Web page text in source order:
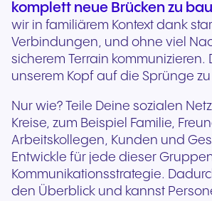
komplett neue Brücken zu
wir in familiärem Kontext dank
Verbindungen, und ohne viel
sicherem Terrain kommunizieren.
unserem Kopf auf die Sprünge
Nur wie? Teile Deine sozialen
Kreise, zum Beispiel Familie,
Arbeitskollegen, Kunden und
Entwickle für jede dieser
Kommunikationsstrategie.
den Überblick und kannst